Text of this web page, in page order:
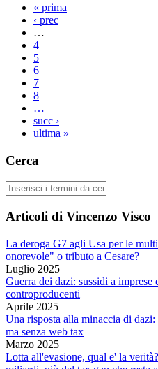
Pagine
« prima
‹ prec
…
4
5
6
7
8
…
succ ›
ultima »
Cerca
Cerca
Articoli di Vincenzo Visco
La deroga G7 agli Usa per le
onorevole" o tributo a Cesare?
Luglio 2025
Guerra dei dazi: sussidi a imprese
controproducenti
Aprile 2025
Una risposta alla minaccia di
ma senza web tax
Marzo 2025
Lotta all'evasione, qual e' la